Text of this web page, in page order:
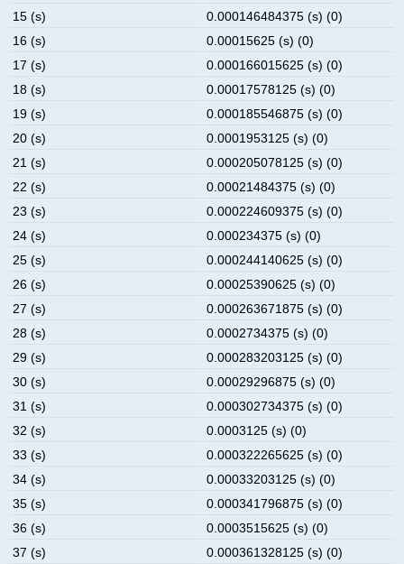
15 (s)
0.000146484375 (s) (0)
16 (s)
0.00015625 (s) (0)
17 (s)
0.000166015625 (s) (0)
18 (s)
0.00017578125 (s) (0)
19 (s)
0.000185546875 (s) (0)
20 (s)
0.0001953125 (s) (0)
21 (s)
0.000205078125 (s) (0)
22 (s)
0.00021484375 (s) (0)
23 (s)
0.000224609375 (s) (0)
24 (s)
0.000234375 (s) (0)
25 (s)
0.000244140625 (s) (0)
26 (s)
0.00025390625 (s) (0)
27 (s)
0.000263671875 (s) (0)
28 (s)
0.0002734375 (s) (0)
29 (s)
0.000283203125 (s) (0)
30 (s)
0.00029296875 (s) (0)
31 (s)
0.000302734375 (s) (0)
32 (s)
0.0003125 (s) (0)
33 (s)
0.000322265625 (s) (0)
34 (s)
0.00033203125 (s) (0)
35 (s)
0.000341796875 (s) (0)
36 (s)
0.0003515625 (s) (0)
37 (s)
0.000361328125 (s) (0)